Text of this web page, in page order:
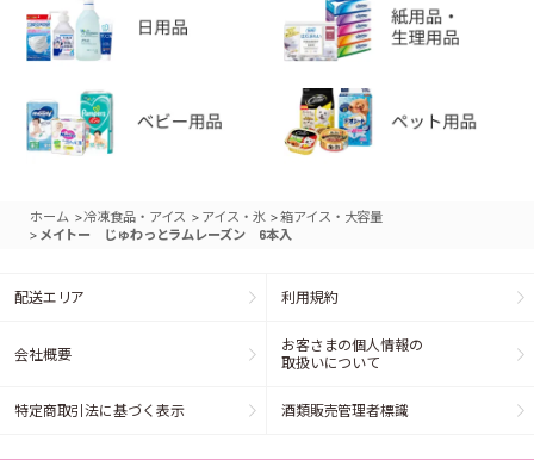
ホーム >冷凍食品・アイス > アイス・氷 >箱アイス・大容量
> メイトー じゅわっとラムレーズン 6本入
配送エリア 利用規約
会社概要
お客さまの個人情報の
取扱いについて
特定商取引法に基づく表示 酒類販売管理者標識